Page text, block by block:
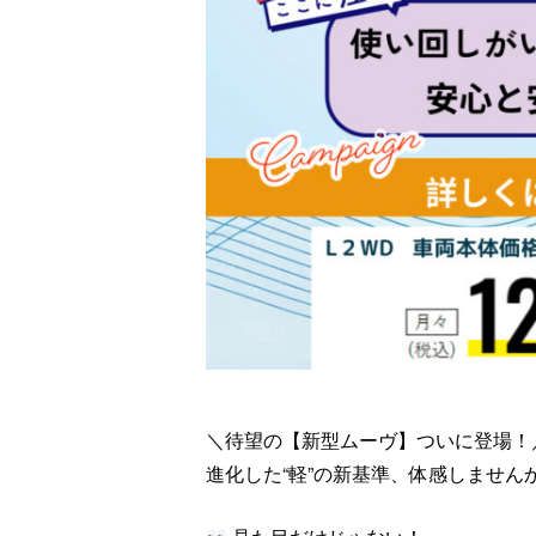
＼待望の【新型ムーヴ】ついに登場
進化した“軽”の新基準、体感しません